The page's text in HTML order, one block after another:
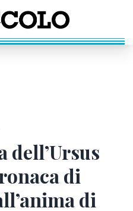
dell’Ursus
di
di